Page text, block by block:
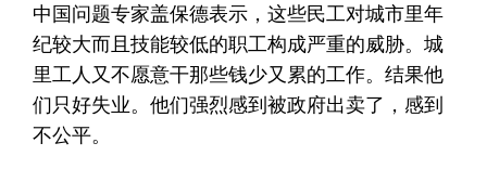
中国问题专家盖保德表示，这些民工对城市里年
纪较大而且技能较低的职工构成严重的威胁。城
里工人又不愿意干那些钱少又累的工作。结果他
们只好失业。他们强烈感到被政府出卖了，感到
不公平。